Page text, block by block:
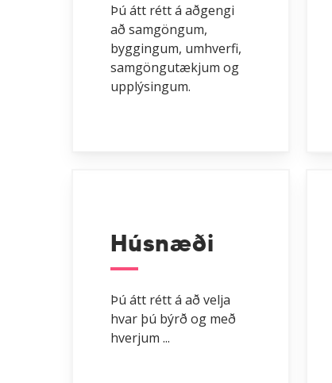
Þú átt rétt á aðgengi
að samgöngum,
byggingum, umhverfi,
samgöngutækjum og
upplýsingum.
Húsnæði
Þú átt rétt á að velja
hvar þú býrð og með
hverjum ...